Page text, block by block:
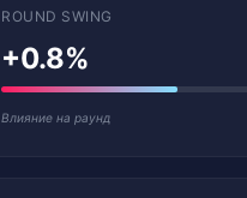
ROUND SWING
+0.8%
Влияние на раунд